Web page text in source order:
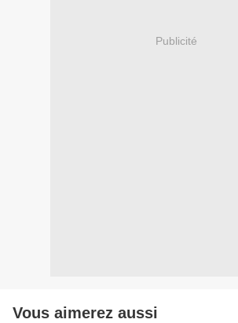
Publicité
Vous aimerez aussi